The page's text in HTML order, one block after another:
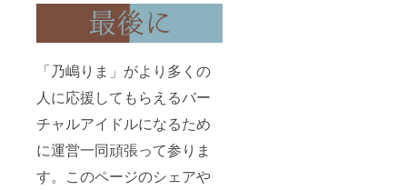
「乃嶋りま」がより多くの
人に応援してもらえるバー
チャルアイドルになるため
に運営一同頑張って参りま
す。このページのシェアや